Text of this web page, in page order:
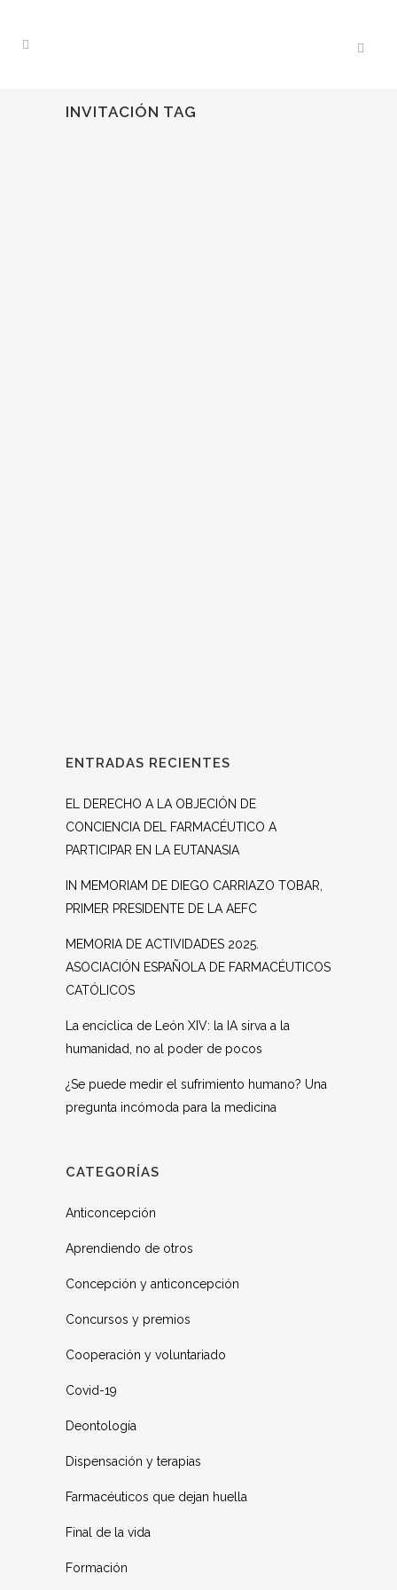
INVITACIÓN TAG
ENTRADAS RECIENTES
EL DERECHO A LA OBJECIÓN DE
CONCIENCIA DEL FARMACÉUTICO A
PARTICIPAR EN LA EUTANASIA
IN MEMORIAM DE DIEGO CARRIAZO TOBAR,
PRIMER PRESIDENTE DE LA AEFC
MEMORIA DE ACTIVIDADES 2025.
ASOCIACIÓN ESPAÑOLA DE FARMACÉUTICOS
CATÓLICOS
La encíclica de León XIV: la IA sirva a la
humanidad, no al poder de pocos
¿Se puede medir el sufrimiento humano? Una
pregunta incómoda para la medicina
CATEGORÍAS
Anticoncepción
Aprendiendo de otros
Concepción y anticoncepción
Concursos y premios
Cooperación y voluntariado
Covid-19
Deontología
Dispensación y terapias
Farmacéuticos que dejan huella
Final de la vida
Formación